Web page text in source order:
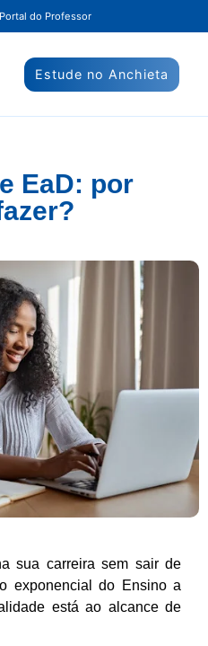
Portal do Professor
Estude no Anchieta
EaD: por
sua carreira sem sair de
exponencial do Ensino a
está ao alcance de